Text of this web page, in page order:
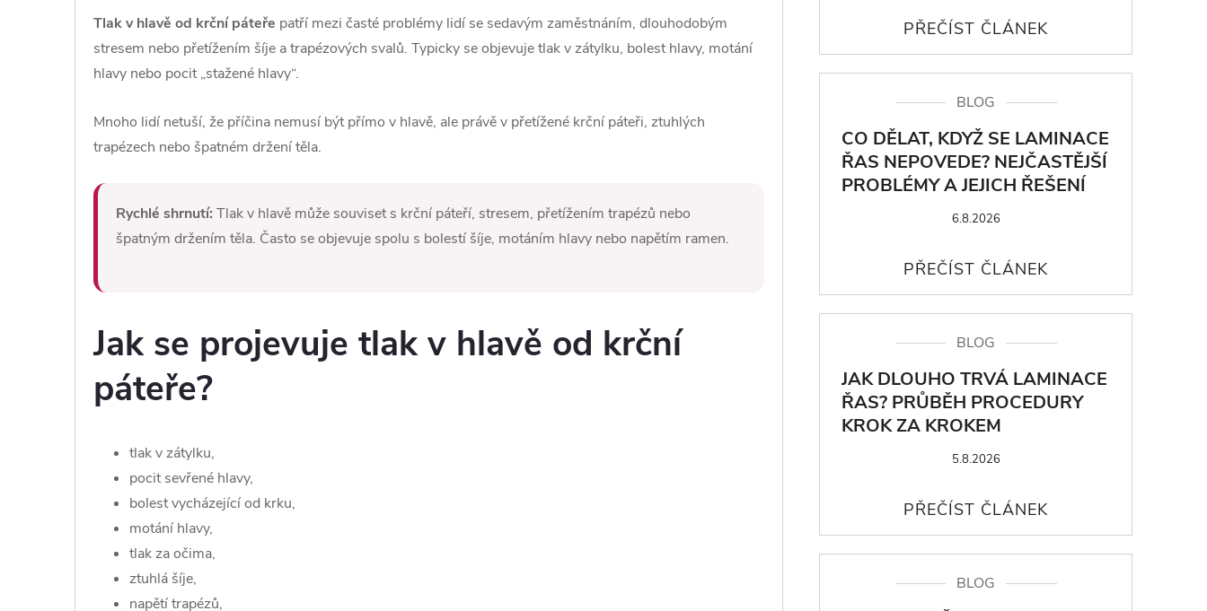
Tlak v hlavě od krční páteře patří mezi časté problémy lidí se sedavým zaměstnáním, dlouhodobým
stresem nebo přetížením šíje a trapézových svalů. Typicky se objevuje tlak v zátylku, bolest hlavy, motání
hlavy nebo pocit „stažené hlavy“.
Mnoho lidí netuší, že příčina nemusí být přímo v hlavě, ale právě v přetížené krční páteři, ztuhlých
trapézech nebo špatném držení těla.
Rychlé shrnutí: Tlak v hlavě může souviset s krční páteří, stresem, přetížením trapézů nebo
špatným držením těla. Často se objevuje spolu s bolestí šíje, motáním hlavy nebo napětím ramen.
Jak se projevuje tlak v hlavě od krční
páteře?
tlak v zátylku,
pocit sevřené hlavy,
bolest vycházející od krku,
motání hlavy,
tlak za očima,
ztuhlá šíje,
napětí trapézů,
BLOG
CO DĚLAT, KDYŽ SE LAMINACE
ŘAS NEPOVEDE? NEJČASTĚJŠÍ
PROBLÉMY A JEJICH ŘEŠENÍ
6.8.2026
BLOG
JAK DLOUHO TRVÁ LAMINACE
ŘAS? PRŮBĚH PROCEDURY
KROK ZA KROKEM
5.8.2026
BLOG